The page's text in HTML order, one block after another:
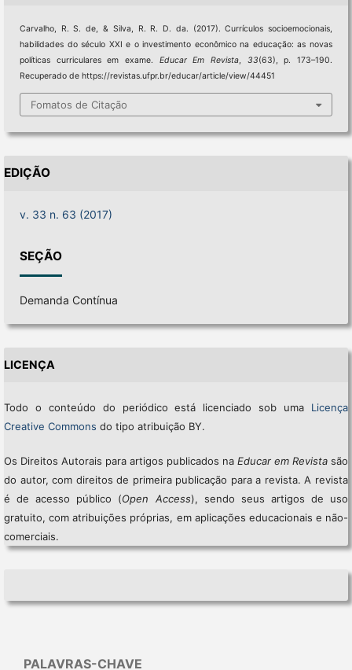
Carvalho, R. S. de, & Silva, R. R. D. da. (2017). Currículos socioemocionais,
habilidades do século XXI e o investimento econômico na educação: as novas
políticas curriculares em exame. Educar Em Revista, 33(63), p. 173–190.
Recuperado de https://revistas.ufpr.br/educar/article/view/44451
Fomatos de Citação
EDIÇÃO
v. 33 n. 63 (2017)
SEÇÃO
Demanda Contínua
LICENÇA
Todo o conteúdo do periódico está licenciado sob uma Licença
Creative Commons do tipo atribuição BY.
Os Direitos Autorais para artigos publicados naEducar em Revista são
do autor, com direitos de primeira publicação para a revista. A revista
é de acesso público (Open Access), sendo seus artigos de uso
gratuito, com atribuições próprias, em aplicações educacionais e não-
comerciais.
PALAVRAS-CHAVE